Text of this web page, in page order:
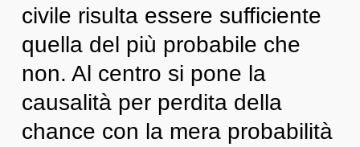
civile risulta essere sufficiente
quella del più probabile che
non. Al centro si pone la
causalità per perdita della
chance con la mera probabilità